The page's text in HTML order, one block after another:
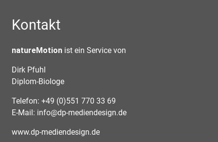
Kontakt
natureMotion ist ein Service von
Dirk Pfuhl
Diplom-Biologe
Telefon: +49 (0)551 770 33 69
E-Mail: info@dp-mediendesign.de
www.dp-mediendesign.de